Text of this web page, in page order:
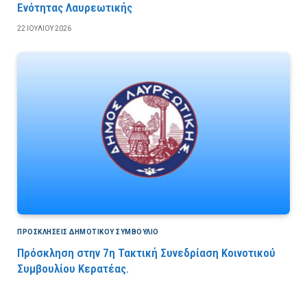
Ενότητας Λαυρεωτικής
22 ΙΟΥΛΊΟΥ 2026
ΠΡΟΣΚΛΉΣΕΙΣ ΔΗΜΟΤΙΚΟΎ ΣΥΜΒΟΎΛΙΟ
Πρόσκληση στην 7η Τακτική Συνεδρίαση Κοινοτικού
Συμβουλίου Κερατέας.